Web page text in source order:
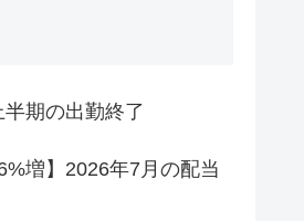
半期の出勤終了
増】2026年7月の配当